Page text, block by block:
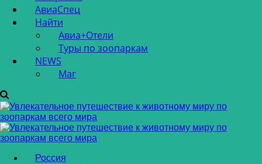
АвиаСпец
Найти
Авиа+Отели
Туры по зоопаркам
NEWS
Маг
Россия